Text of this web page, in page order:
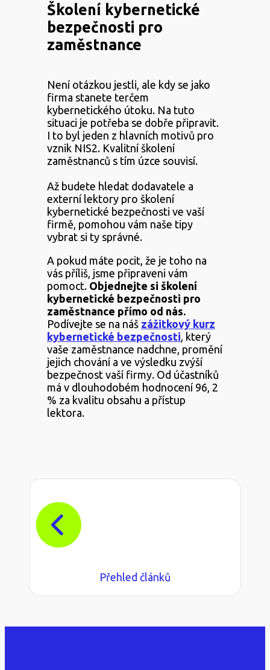
Školení kybernetické
bezpečnosti pro
zaměstnance
Není otázkou jestli, ale kdy se jako
firma stanete terčem
kybernetického útoku. Na tuto
situaci je potřeba se dobře připravit.
I to byl jeden z hlavních motivů pro
vznik NIS2. Kvalitní školení
zaměstnanců s tím úzce souvisí.
Až budete hledat dodavatele a
externí lektory pro školení
kybernetické bezpečnosti ve vaší
firmě, pomohou vám naše tipy
vybrat si ty správné.
A pokud máte pocit, že je toho na
vás příliš, jsme připraveni vám
pomoct. Objednejte si školení
kybernetické bezpečnosti pro
zaměstnance přímo od nás.
Podívejte se na náš zážitkový kurz
kybernetické bezpečnosti , který
vaše zaměstnance nadchne, promění
jejich chování a ve výsledku zvýší
bezpečnost vaší firmy. Od účastníků
má v dlouhodobém hodnocení 96, 2
% za kvalitu obsahu a přístup
lektora.
Přehled článků